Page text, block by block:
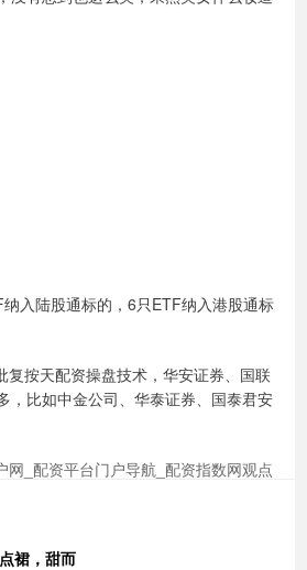
入陆股通标的，6只ETF纳入港股通标
按天配资操盘技术，华安证券、国联
，比如中金公司、华泰证券、国泰君安
_配资平台门户导航_配资指数网观点
裙，甜而